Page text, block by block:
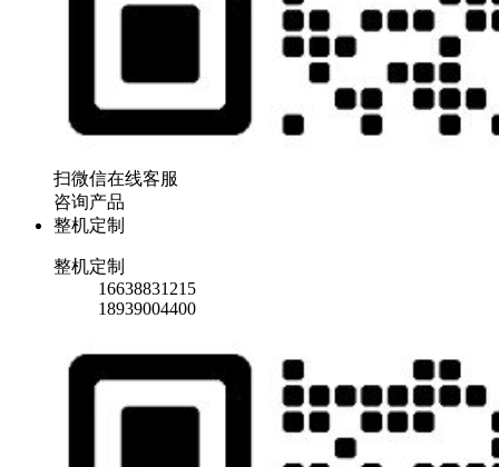
扫微信在线客服
咨询产品
整机定制
整机定制
16638831215
18939004400